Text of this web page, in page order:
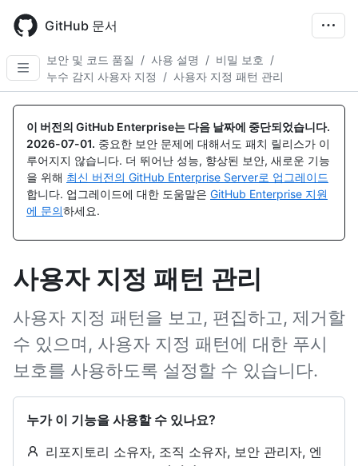
main
content
GitHub 문서
보안 및 코드 품질 / 사용 설명 / 비밀 보호 /
누수 감지 사용자 지정
/ 사용자 지정 패턴 관리
이 버전의 GitHub Enterprise는 다음 날짜에 중단되었습니다.
2026-07-01. 중요한 보안 문제에 대해서도 패치 릴리스가 이
루어지지 않습니다. 더 뛰어난 성능, 향상된 보안, 새로운 기능
을 위해 최신 버전의 GitHub Enterprise Server로 업그레이드
합니다. 업그레이드에 대한 도움말은 GitHub Enterprise 지원
에 문의하세요.
사용자 지정 패턴 관리
사용자 지정 패턴을 보고, 편집하고, 제거할
수 있으며, 사용자 지정 패턴에 대한 푸시
보호를 사용하도록 설정할 수 있습니다.
누가 이 기능을 사용할 수 있나요?
리포지토리 소유자, 조직 소유자, 보안 관리자, 엔